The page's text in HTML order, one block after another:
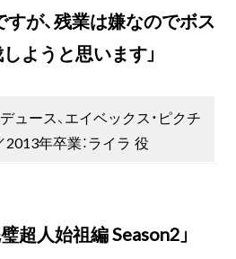
すが、残業は嫌なのでボス
ようと思います」
ース、エイベックス・ピクチ
年卒業：ライラ 役
超人始祖編 Season2」